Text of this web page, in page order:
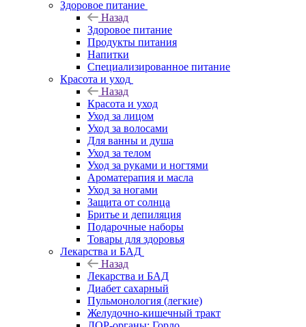
Здоровое питание
Назад
Здоровое питание
Продукты питания
Напитки
Специализированное питание
Красота и уход
Назад
Красота и уход
Уход за лицом
Уход за волосами
Для ванны и душа
Уход за телом
Уход за руками и ногтями
Ароматерапия и масла
Уход за ногами
Защита от солнца
Бритье и депиляция
Подарочные наборы
Товары для здоровья
Лекарства и БАД
Назад
Лекарства и БАД
Диабет сахарный
Пульмонология (легкие)
Желудочно-кишечный тракт